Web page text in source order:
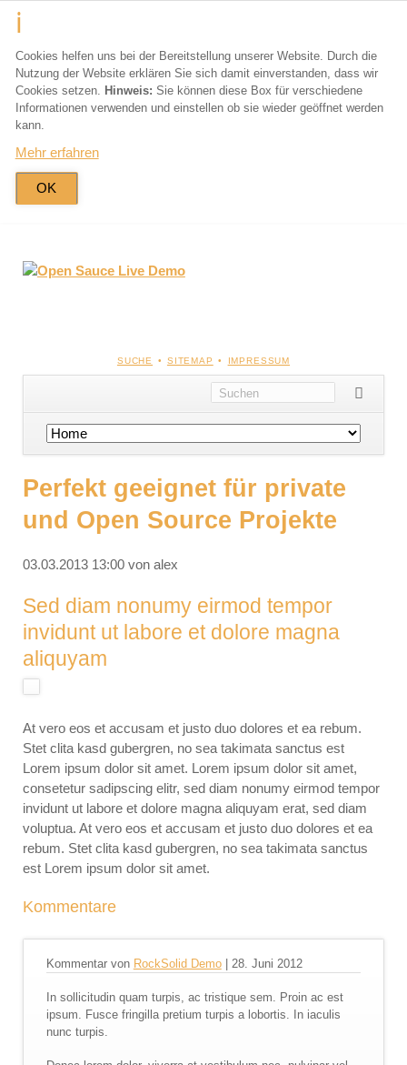
Cookies helfen uns bei der Bereitstellung unserer Website. Durch die
Nutzung der Website erklären Sie sich damit einverstanden, dass wir
Cookies setzen. Hinweis: Sie können diese Box für verschiedene
Informationen verwenden und einstellen ob sie wieder geöffnet werden
kann.
Mehr erfahren
OK
NAVIGATION
ÜBERSPRINGEN
SUCHE SITEMAP IMPRESSUM
Navigation
überspringen
Perfekt geeignet für private
und Open Source Projekte
03.03.2013 13:00von alex
Sed diam nonumy eirmod tempor
invidunt ut labore et dolore magna
aliquyam
At vero eos et accusam et justo duo dolores et ea rebum.
Stet clita kasd gubergren, no sea takimata sanctus est
Lorem ipsum dolor sit amet. Lorem ipsum dolor sit amet,
consetetur sadipscing elitr, sed diam nonumy eirmod tempor
invidunt ut labore et dolore magna aliquyam erat, sed diam
voluptua. At vero eos et accusam et justo duo dolores et ea
rebum. Stet clita kasd gubergren, no sea takimata sanctus
est Lorem ipsum dolor sit amet.
Kommentare
Kommentar von RockSolid Demo| 28. Juni 2012
In sollicitudin quam turpis, ac tristique sem. Proin ac est
ipsum. Fusce fringilla pretium turpis a lobortis. In iaculis
nunc turpis.